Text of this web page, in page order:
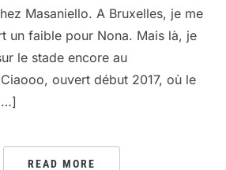
Masaniello. A Bruxelles, je me
un faible pour Nona. Mais là, je
le stade encore au
ouvert début 2017, où le
READ MORE